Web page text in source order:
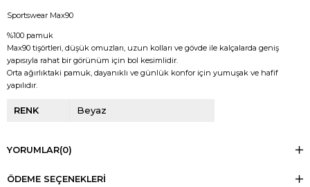
Sportswear Max90
%100 pamuk
Max90 tişörtleri, düşük omuzları, uzun kolları ve gövde ile kalçalarda geniş
yapısıyla rahat bir görünüm için bol kesimlidir.
Orta ağırlıktaki pamuk, dayanıklı ve günlük konfor için yumuşak ve hafif
yapılıdır.
RENK Beyaz
YORUMLAR(0)
ÖDEME SEÇENEKLERI